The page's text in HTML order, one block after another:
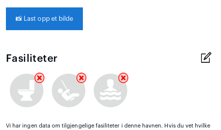
📸 Last opp et bilde
Fasiliteter
Vi har ingen data om tilgjengelige fasiliteter i denne havnen. Hvis du vet hvilke